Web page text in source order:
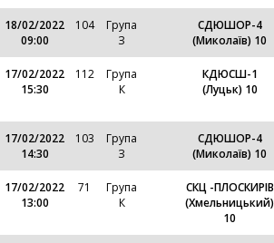
18/02/2022
09:00
104
Група
З
СДЮШОР-4
(Миколаїв) 10
17/02/2022
15:30
112
Група
К
КДЮСШ-1
(Луцьк) 10
17/02/2022
14:30
103
Група
З
СДЮШОР-4
(Миколаїв) 10
17/02/2022
13:00
71
Група
К
СКЦ -ПЛОСКИРІВ
(Хмельницький)
10